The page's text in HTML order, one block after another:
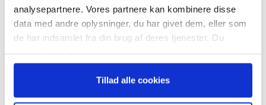
analysepartnere. Vores partnere kan kombinere disse
data med andre oplysninger, du har givet dem, eller som
de har indsamlet fra din brug af deres tjenester. Du
anvende vores hjemmeside.
Tillad alle cookies
Guide: Seks regler for
succesfuld succession
Hvornår er det tid til at slå op
med sin coach?
Bestyrelsesguidens ugentlige nyhedsbrev samt
Tilmeld